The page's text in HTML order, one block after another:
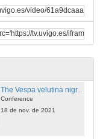
Questions. From the nest biology to the biocontrol of Vespa velutina
17 de nov. de 2021
Conference
18 de nov. de 2021